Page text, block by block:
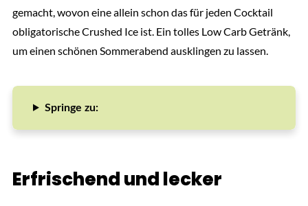
gemacht, wovon eine allein schon das für jeden Cocktail
obligatorische Crushed Ice ist. Ein tolles Low Carb Getränk,
um einen schönen Sommerabend ausklingen zu lassen.
Springe zu:
Erfrischend und lecker